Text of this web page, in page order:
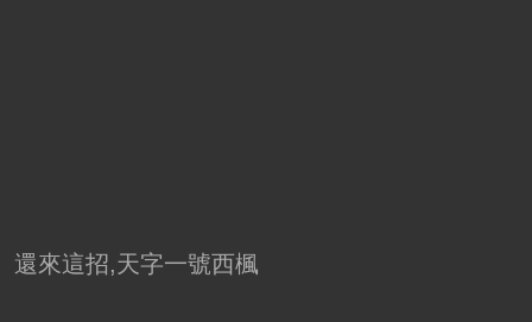
還來這招,天字一號西楓